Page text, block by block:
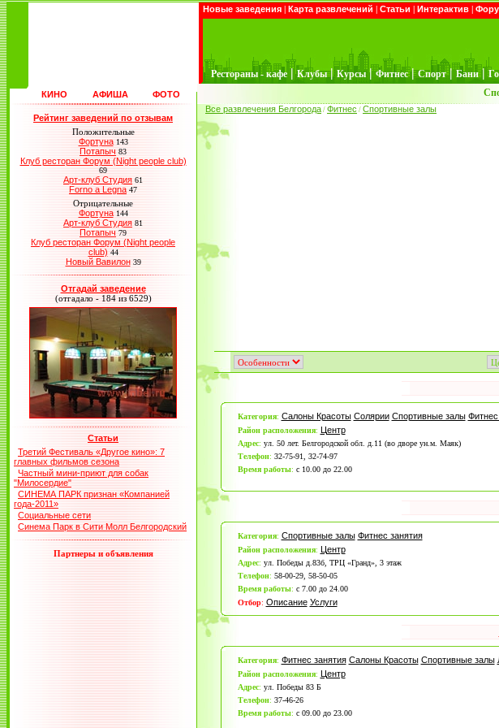
Новые заведения | Карта развлечений | Статьи | Интерактив |
Рестораны - кафе | Клубы | Курсы | Фитнес | Спорт | Бани |
КИНО АФИША ФОТО
Рейтинг заведений по отзывам
Положительные
Фортуна 143
Потапыч 83
Клуб ресторан Форум (Night people club)
69
Арт-клуб Студия 61
Forno a Legna 47
Отрицательные
Фортуна 144
Арт-клуб Студия 81
Потапыч 79
Клуб ресторан Форум (Night people
club) 44
Новый Вавилон 39
Отгадай заведение
(отгадало - 184 из 6529)
Статьи
Третий Фестиваль «Другое кино»: 7
главных фильмов сезона
Частный мини-приют для собак
"Милосердие"
СИНЕМА ПАРК признан «Компанией
года-2011»
Социальные сети
Синема Парк в Сити Молл Белгородский
Партнеры и объявления
Все развлечения Белгорода / Фитнес / Спортивные залы
Категория: Салоны Красоты Солярии Спортивные залы Фитнес
Район расположения: Центр
Адрес: ул. 50 лет. Белгородской обл. д.11 (во дворе ун.м. Маяк)
Телефон: 32-75-91, 32-74-97
Время работы: с 10.00 до 22.00
Категория: Спортивные залы Фитнес занятия
Район расположения: Центр
Адрес: ул. Победы д.83б, ТРЦ «Гранд», 3 этаж
Телефон: 58-00-29, 58-50-05
Время работы: с 7.00 до 24.00
Отбор: Описание Услуги
Категория: Фитнес занятия Салоны Красоты Спортивные залы
Район расположения: Центр
Адрес: ул. Победы 83 Б
Телефон: 37-46-26
Время работы: с 09.00 до 23.00